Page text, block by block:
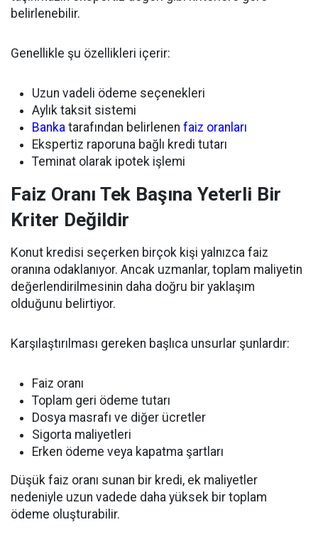
belirlenebilir.
Genellikle şu özellikleri içerir:
Uzun vadeli ödeme seçenekleri
Aylık taksit sistemi
Banka tarafından belirlenen faiz oranları
Ekspertiz raporuna bağlı kredi tutarı
Teminat olarak ipotek işlemi
Faiz Oranı Tek Başına Yeterli Bir
Kriter Değildir
Konut kredisi seçerken birçok kişi yalnızca faiz
oranına odaklanıyor. Ancak uzmanlar, toplam maliyetin
değerlendirilmesinin daha doğru bir yaklaşım
olduğunu belirtiyor.
Karşılaştırılması gereken başlıca unsurlar şunlardır:
Faiz oranı
Toplam geri ödeme tutarı
Dosya masrafı ve diğer ücretler
Sigorta maliyetleri
Erken ödeme veya kapatma şartları
Düşük faiz oranı sunan bir kredi, ek maliyetler
nedeniyle uzun vadede daha yüksek bir toplam
ödeme oluşturabilir.